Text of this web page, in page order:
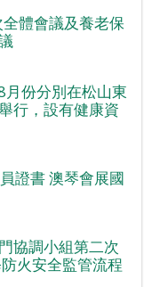
體會議及養老保
月份分別在松山東
行，設有健康資
證書 澳琴會展國
協調小組第二次
火安全監管流程